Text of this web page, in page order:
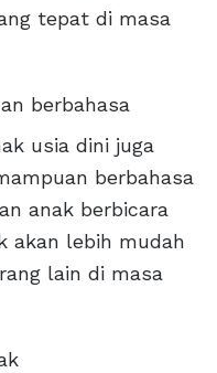
tepat di masa
berbahasa
usia dini juga
berbahasa
anak berbicara
akan lebih mudah
lain di masa